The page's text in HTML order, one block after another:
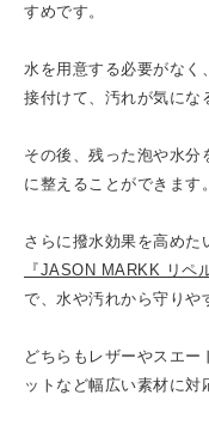
すめです。
水を用意する必要がなく
接付けて、汚れが気にな
その後、残った泡や水分
に整えることができます。
さらに撥水効果を高めた
『JASON MARKK リペ
で、水や汚れから守りや
どちらもレザーやスエー
ットなど幅広い素材に対